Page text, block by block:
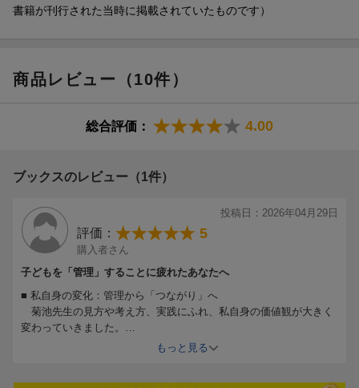
書籍が刊行された当時に掲載されていたものです）
商品レビュー（10件）
総合評価： 4.00
ブックスのレビュー（1件）
投稿日：2026年04月29日
評価： 5
購入者さん
子どもを「管理」することに疲れたあなたへ
■ 私自身の変化：管理から「つながり」へ
菊池先生の見方や考え方、実践にふれ、私自身の価値観が大きく
変わっていきました。
以前の私は「教師や親が子どもを導き、徹底的に管理すべきだ」
もっと見る